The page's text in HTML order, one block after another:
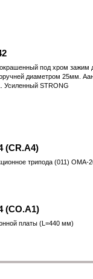
под хром зажим
диаметром 25мм.
Усиленный STRONG
(CR.A4)
трипода (011) OMA-
(CO.A1)
платы (L=440 мм)